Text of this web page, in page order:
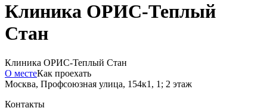
Клиника ОРИС-Теплый
Стан
Клиника ОРИС-Теплый Стан
О местеКак проехать
Москва, Профсоюзная улица, 154к1, 1; 2 этаж
Контакты